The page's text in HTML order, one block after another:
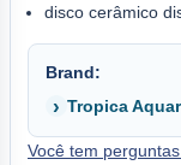
disco cerâmico
Brand:
Tropica
Você tem